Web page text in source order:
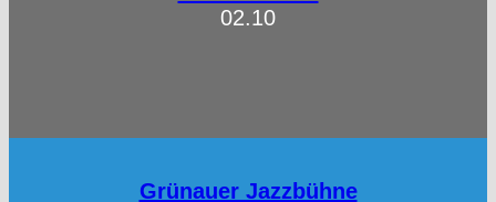
02.10
Grünauer Jazzbühne